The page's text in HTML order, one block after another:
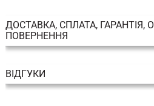
ДОСТАВКА, СПЛАТА, ГАРАНТІЯ,
ПОВЕРНЕННЯ
ВІДГУКИ